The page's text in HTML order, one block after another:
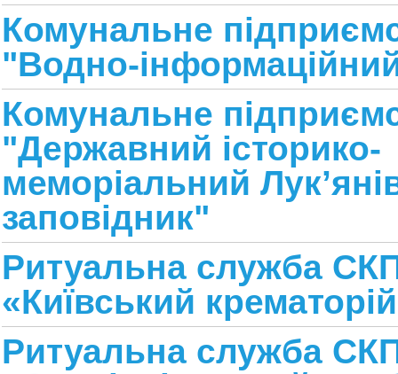
Комунальне
"Водно-
Комунальне
"Державний історико-
меморіальний Лук’
заповідник"
Ритуальна служба
«Київський
Ритуальна служба